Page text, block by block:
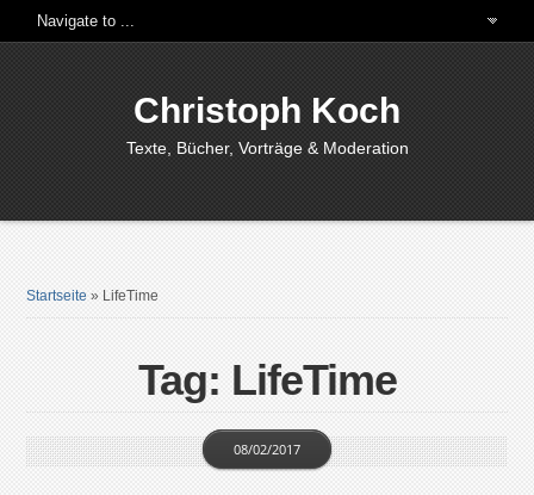
Christoph Koch
Texte, Bücher, Vorträge & Moderation
Startseite » LifeTime
Tag: LifeTime
08/02/2017